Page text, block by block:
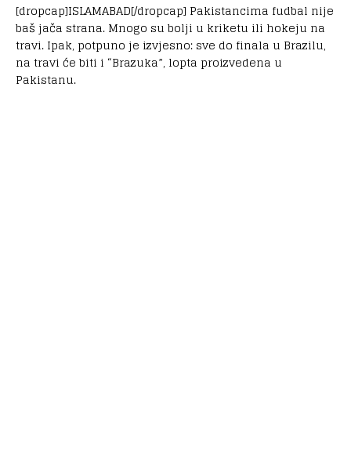
[dropcap]ISLAMABAD[/dropcap] Pakistancima fudbal nije
baš jača strana. Mnogo su bolji u kriketu ili hokeju na
travi. Ipak, potpuno je izvjesno: sve do finala u Brazilu,
na travi će biti i “Brazuka”, lopta proizvedena u
Pakistanu.